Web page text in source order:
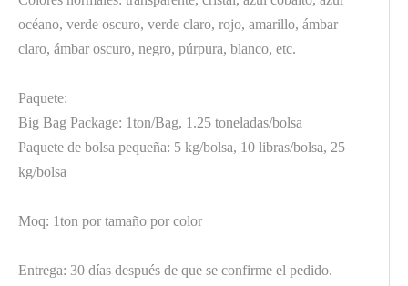
océano, verde oscuro, verde claro, rojo, amarillo, ámbar
claro, ámbar oscuro, negro, púrpura, blanco, etc.
Paquete:
Big Bag Package: 1ton/Bag, 1.25 toneladas/bolsa
Paquete de bolsa pequeña: 5 kg/bolsa, 10 libras/bolsa, 25
kg/bolsa
Moq: 1ton por tamaño por color
Entrega: 30 días después de que se confirme el pedido.